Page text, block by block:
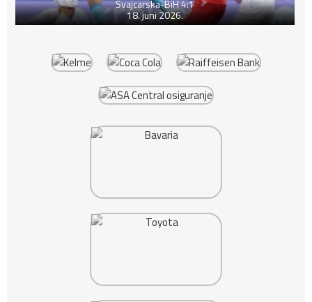
Švajcarska-BiH 4:1
18. juni 2026.